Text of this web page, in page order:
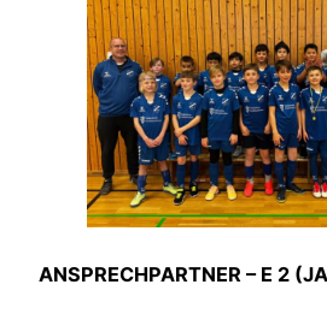
ANSPRECHPARTNER – E 2